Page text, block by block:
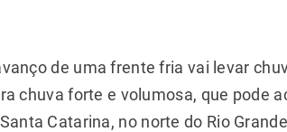
de uma frente fria vai levar
chuva forte e volumosa, que pode
Catarina, no norte do Rio